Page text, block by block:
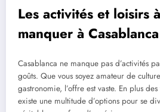
Les activités et loisirs
manquer à Casablanca
Casablanca ne manque pas d’activités
goûts. Que vous soyez amateur de
gastronomie, l’offre est vaste. En plus
existe une multitude d’options pour se